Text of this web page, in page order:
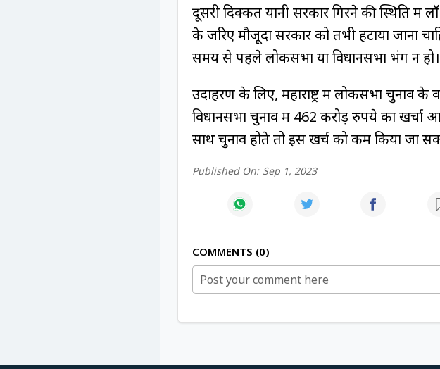
दूसरी दिक्कत यानी सरकार गिरने की स्थिति में
के जरिए मौजूदा सरकार को तभी हटाया जाना
समय से पहले लोकसभा या विधानसभा भंग न हो।
उदाहरण के लिए, महाराष्ट्र में लोकसभा चुनाव
विधानसभा चुनाव में 462 करोड़ रुपये का खर्चा
साथ चुनाव होते तो इस खर्च को कम किया जा
Published On: Sep 1, 2023
COMMENTS 0